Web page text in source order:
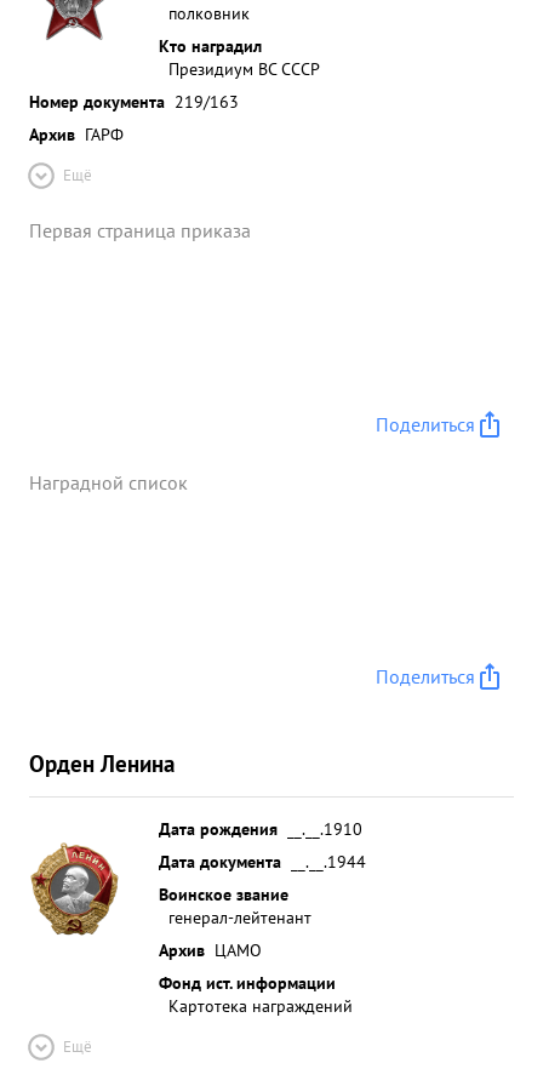
полковник
Кто наградил
Президиум ВС СССР
Номер документа 219/163
Архив ГАРФ
Ещё
Первая страница приказа
Поделиться
Наградной список
Поделиться
Орден Ленина
Дата рождения
__.__.1910
Дата документа
__.__.1944
Воинское звание
генерал-лейтенант
Архив ЦАМО
Фонд ист. информации
Картотека награждений
Ещё